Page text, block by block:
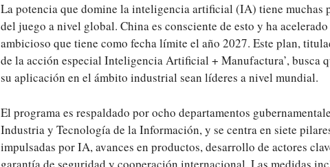
La potencia que domine la inteligencia artificial (IA) tiene muchas
del juego a nivel global. China es consciente de esto y ha
ambicioso que tiene como fecha límite el año 2027. Este plan,
de la acción especial Inteligencia Artificial + Manufactura’, busca
su aplicación en el ámbito industrial sean líderes a nivel mundial.
El programa es respaldado por ocho departamentos
Industria y Tecnología de la Información, y se centra en siete
impulsadas por IA, avances en productos, desarrollo de actores
garantía de seguridad y cooperación internacional. Las medidas